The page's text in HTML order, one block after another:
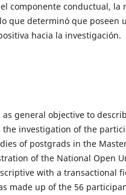
componente conductual, la
que determinó que poseen
hacia la investigación.
as general objective to
investigation of the
of postgrads in the
of the National Open
with a transactional
made up of the 56